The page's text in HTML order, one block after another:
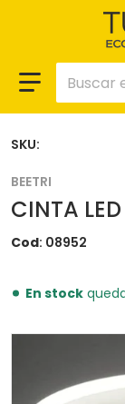
Buscar
BEETRI
CINTA
Cod 08952
En stock
SKU: